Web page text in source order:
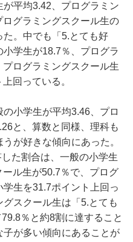
平均3.42、プログラミン
グラミングスクール生の
。中でも「5.とても好
学生が18.7％、プログラ
ログラミングスクール生
回っている。
小学生が平均3.46、プロ
と、算数と同様、理科も
が好きな傾向にあった。
た割合は、一般の小学生
ル生が50.7％で、プログ
生を31.7ポイント上回っ
スクール生は「5.とても
％と約8割に達すること
が多い傾向にあることが